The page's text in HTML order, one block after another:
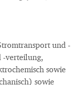
und -
-verteilung,
sowie
sowie